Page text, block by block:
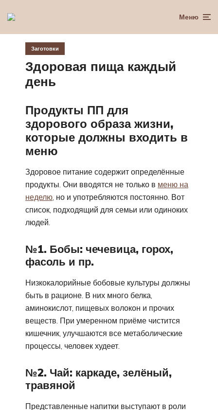
Меню
Заготовки
Здоровая пища каждый
день
Продукты ПП для
здорового образа жизни,
которые должны входить в
меню
Здоровое питание содержит определённые
продукты. Они вводятся не только в меню на
неделю, но и употребляются постоянно. Вот
список, подходящий для семьи или одиноких
людей.
№1. Бобы: чечевица, горох,
фасоль и пр.
Низкокалорийные бобовые культуры должны
быть в рационе. В них много белка,
аминокислот, пищевых волокон и прочих
веществ. При умеренном приёме чистится
кишечник, улучшаются все метаболические
процессы, человек худеет.
№2. Чай: каркаде, зелёный,
травяной
Представленные напитки выступают в роли